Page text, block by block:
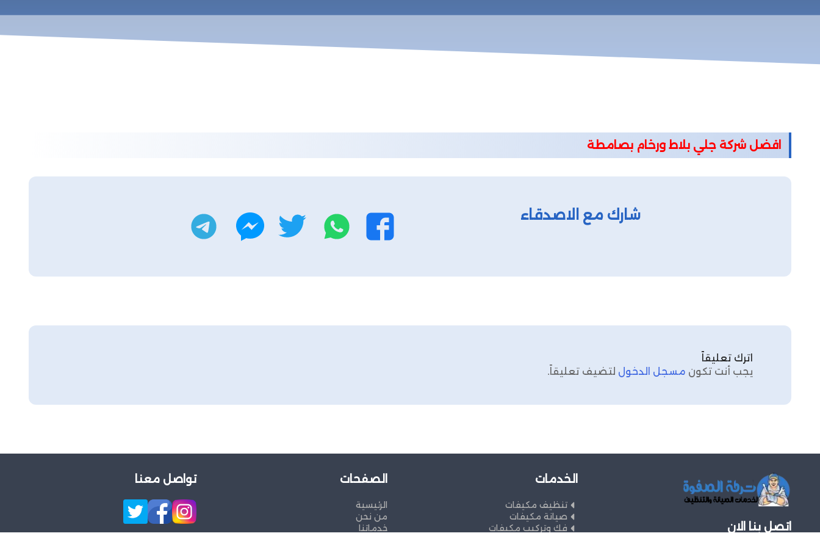
افضل شركة جلي بلاط ورخام بصامطة
شارك مع الاصدقاء فيسبوك واتساب تويتر ماسنجر
اترك تعليقاً
يجب أنت تكون مسجل الدخول لتضيف تعليقاً.
اتصل بنا الان
الخدمات
تنظيف مكيفات
صيانة مكيفات
فك وتركيب مكيفات
الصفحات
الرئيسية
من نحن
خدماتنا
تواصل معنا